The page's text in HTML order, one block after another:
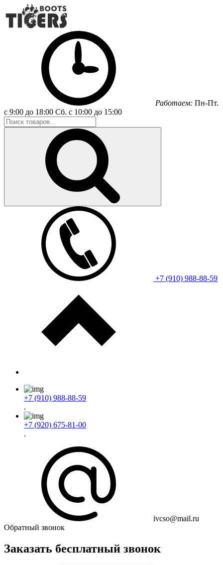
Работаем: Пн-Пт.
с 9:00 до 18:00 Сб. с 10:00 до 15:00
+7 (910) 988-88-59
+7 (910) 988-88-59
.
+7 (920) 675-81-00
.
ivcso@mail.ru
Обратный звонок
Заказать бесплатный звонок